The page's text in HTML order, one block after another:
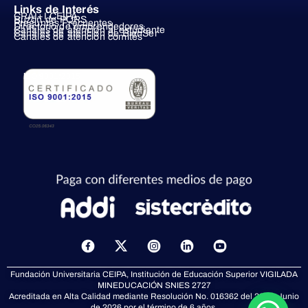
Links de Interés
CRAI+I CEIPA
Buzón de PQRS
Preguntas Frecuentes
Directorio de emprendedores
Canales de atención al estudiante
Canales de atención de BienSer
Canales de atención comités
ISO 9001:2015
X
-
t
w
i
Fundación Universitaria CEIPA, Institución de Educación Superior VIGILADA
MINEDUCACIÓN SNIES 2727
Acreditada en Alta Calidad mediante Resolución No. 016362 del 23 de Junio